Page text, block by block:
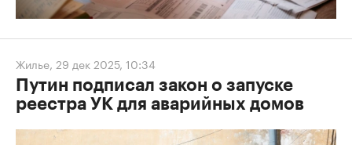
Жилье, 29 дек 2025, 10:34
Путин подписал закон о запуске
реестра УК для аварийных домов